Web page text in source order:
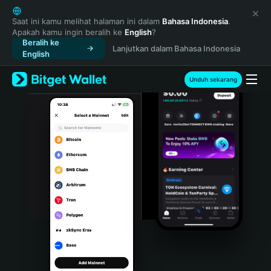
English
日本語
Tiếng Việt
Русский
Español (Latinoamérica)
Türkçe
Italiano
Português (Portugal)
Bahasa Indonesia
Português (Brasil)
Español (Argentina)
Saat ini kamu melihat halaman ini dalam Bahasa Indonesia.
Apakah kamu ingin beralih ke English?
Beralih ke
English
Lanjutkan dalam Bahasa Indonesia
Unduh sekarang